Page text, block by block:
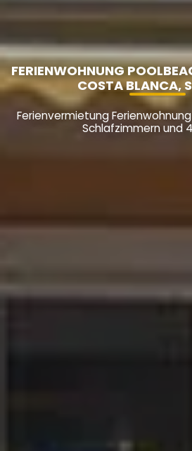
FERIENWOHNUNG
COSTA BLANCA,
Ferienvermietung
Schlafzimmern und